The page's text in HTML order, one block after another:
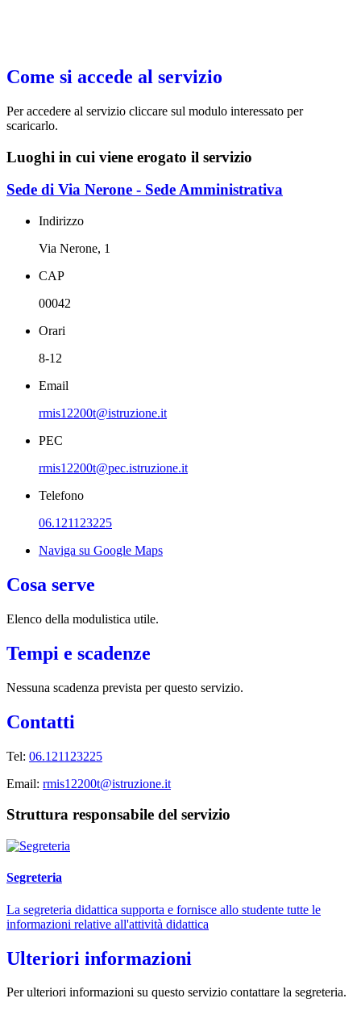
Come si accede al servizio
Per accedere al servizio cliccare sul modulo interessato per
scaricarlo.
Luoghi in cui viene erogato il servizio
Sede di Via Nerone - Sede Amministrativa
Indirizzo
Via Nerone, 1
CAP
00042
Orari
8-12
Email
rmis12200t@istruzione.it
PEC
rmis12200t@pec.istruzione.it
Telefono
06.121123225
Naviga su Google Maps
Cosa serve
Elenco della modulistica utile.
Tempi e scadenze
Nessuna scadenza prevista per questo servizio.
Contatti
Tel: 06.121123225
Email: rmis12200t@istruzione.it
Struttura responsabile del servizio
Segreteria
La segreteria didattica supporta e fornisce allo studente tutte le
informazioni relative all'attività didattica
Ulteriori informazioni
Per ulteriori informazioni su questo servizio contattare la segreteria.